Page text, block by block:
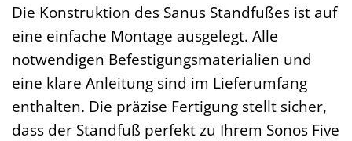
Die Konstruktion des Sanus Standfußes ist auf
eine einfache Montage ausgelegt. Alle
notwendigen Befestigungsmaterialien und
eine klare Anleitung sind im Lieferumfang
enthalten. Die präzise Fertigung stellt sicher,
dass der Standfuß perfekt zu Ihrem Sonos Five